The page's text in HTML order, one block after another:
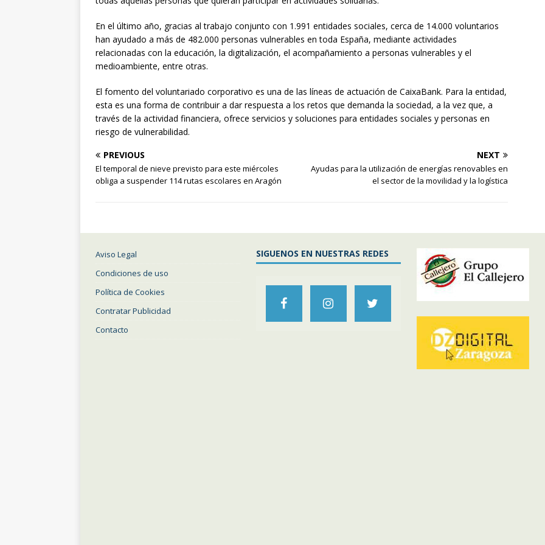
En el último año, gracias al trabajo conjunto con 1.991 entidades sociales, cerca de 14.000 voluntarios
han ayudado a más de 482.000 personas vulnerables en toda España, mediante actividades
relacionadas con la educación, la digitalización, el acompañamiento a personas vulnerables y el
medioambiente, entre otras.
El fomento del voluntariado corporativo es una de las líneas de actuación de CaixaBank. Para la entidad,
esta es una forma de contribuir a dar respuesta a los retos que demanda la sociedad, a la vez que, a
través de la actividad financiera, ofrece servicios y soluciones para entidades sociales y personas en
riesgo de vulnerabilidad.
PREVIOUS
El temporal de nieve previsto para este miércoles
obliga a suspender 114 rutas escolares en Aragón
NEXT
Ayudas para la utilización de energías renovables en
el sector de la movilidad y la logística
Aviso Legal
Condiciones de uso
Política de Cookies
Contratar Publicidad
Contacto
SIGUENOS EN NUESTRAS REDES